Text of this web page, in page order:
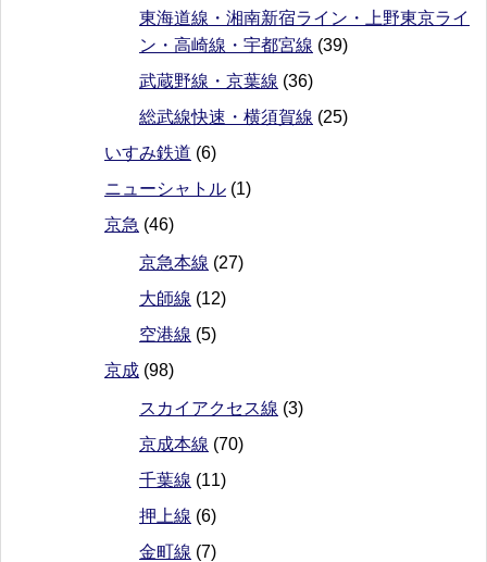
東海道線・湘南新宿ライン・上野東京ライ
ン・高崎線・宇都宮線 (39)
武蔵野線・京葉線 (36)
総武線快速・横須賀線 (25)
いすみ鉄道 (6)
ニューシャトル (1)
京急 (46)
京急本線 (27)
大師線 (12)
空港線 (5)
京成 (98)
スカイアクセス線 (3)
京成本線 (70)
千葉線 (11)
押上線 (6)
金町線 (7)